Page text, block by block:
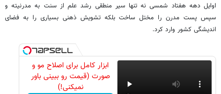
اوایل دهه هفتاد شمسی نه تنها سیر منطقی رشد علم از سنت به مدرنیته و
سپس پست مدرن را مختل ساخت بلکه تشویش ذهنی بسیاری را به فضای
اندیشگی کشور وارد کرد.
ابزار کامل برای اصلاح مو و
صورت (قیمت رو ببینی باور
نمیکنی!)